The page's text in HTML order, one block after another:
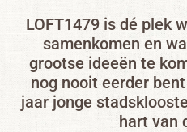
LOFT1479 is dé plek
samenkomen en
grootse ideeën te
nog nooit eerder
jaar jonge
hart van